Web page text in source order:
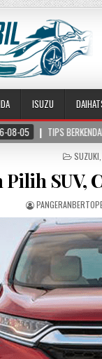
ISUZU
AMAN DI JALAN
POSTED
SUZUKI
Pilih SUV,